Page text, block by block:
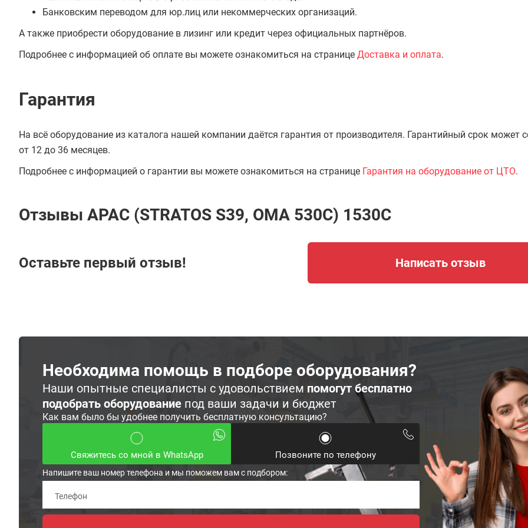
Банковским переводом для юр.лиц или некоммерческих организаций.
А также приобрести оборудование в лизинг или кредит через официальных партнёров.
Подробнее с информацией об оплате вы можете ознакомиться на странице Доставка и оплата.
Гарантия
На всё оборудование из каталога нашей компании даётся гарантия от производителя. Гарантийный срок может
от 12 до 36 месяцев.
Подробнее с информацией о гарантии вы можете ознакомиться на странице Гарантия на оборудование от ЦТО.
Отзывы APAC (STRATOS S39, OMA 530C) 1530С
Оставьте первый отзыв! Написать отзыв
Необходима помощь в подборе оборудования?
Наши опытные специалисты с удовольствием помогут бесплатно
подобрать оборудование под ваши задачи и бюджет
Как вам было бы удобнее получить бесплатную консультацию?
Свяжитесь со мной в WhatsApp Позвоните по телефону
Напишите ваш номер телефона и мы поможем вам с подбором: